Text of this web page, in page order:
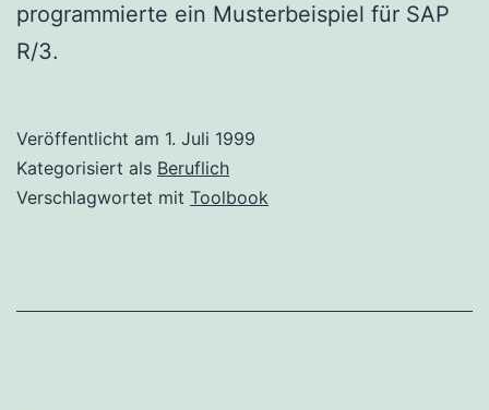
programmierte ein Musterbeispiel für SAP
R/3.
Veröffentlicht am 1. Juli 1999
Kategorisiert als Beruflich
Verschlagwortet mit Toolbook